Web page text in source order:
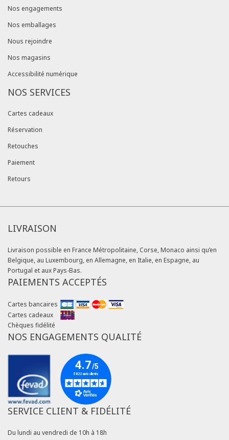
Nos engagements
Nos emballages
Nous rejoindre
Nos magasins
Accessibilité numérique
NOS SERVICES
Cartes cadeaux
Réservation
Retouches
Paiement
Retours
LIVRAISON
Livraison possible en France Métropolitaine, Corse, Monaco ainsi qu’en
Belgique, au Luxembourg, en Allemagne, en Italie, en Espagne, au
Portugal et aux Pays-Bas.
PAIEMENTS ACCEPTÉS
Cartes bancaires
Cartes cadeaux
Chèques fidélité
NOS ENGAGEMENTS QUALITÉ
SERVICE CLIENT & FIDÉLITÉ
Du lundi au vendredi de 10h à 18h